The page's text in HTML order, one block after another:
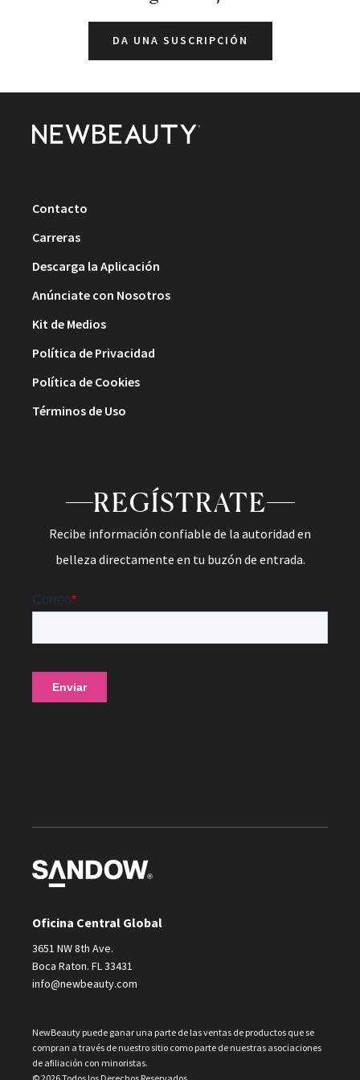
DA UNA SUSCRIPCIÓN
Contacto
Carreras
Descarga la Aplicación
Anúnciate con Nosotros
Kit de Medios
Política de Privacidad
Política de Cookies
Términos de Uso
REGÍSTRATE
Recibe información confiable de la autoridad en
belleza directamente en tu buzón de entrada.
Oficina Central Global
3651 NW 8th Ave.
Boca Raton. FL 33431
info@newbeauty.com
NewBeauty puede ganar una parte de las ventas de productos que se
compran a través de nuestro sitio como parte de nuestras asociaciones
de afiliación con minoristas.